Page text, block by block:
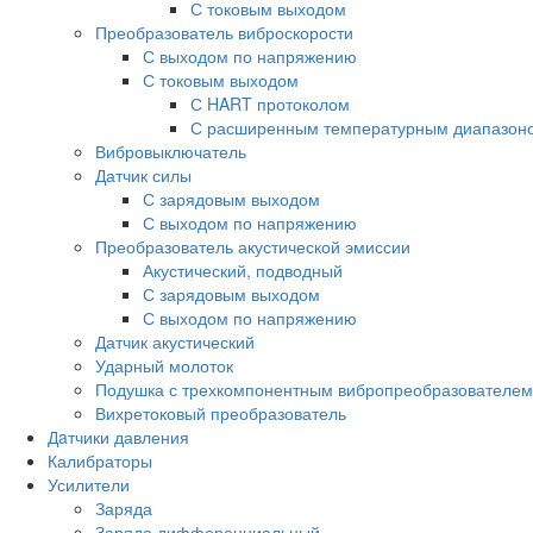
С токовым выходом
Преобразователь виброскорости
С выходом по напряжению
С токовым выходом
С HART протоколом
С расширенным температурным
Вибровыключатель
Датчик силы
С зарядовым выходом
С выходом по напряжению
Преобразователь акустической эмиссии
Акустический, подводный
С зарядовым выходом
С выходом по напряжению
Датчик акустический
Ударный молоток
Подушка с трехкомпонентным вибропреобразователем
Вихретоковый преобразователь
Дaтчики давления
Калибраторы
Усилители
Заряда